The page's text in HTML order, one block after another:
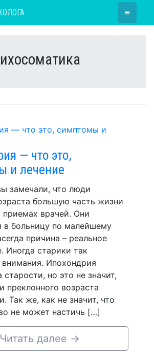
≡
— что это,
и лечение
замечали, что люди
большую часть жизни
приемах врачей. Они
в больницу по малейшему
причина – реальное
Иногда старики так
Ипохондрия
старости, но это не значит,
преклонного возраста
Так же, как не значит, что
не может настичь […]
Читать далее →